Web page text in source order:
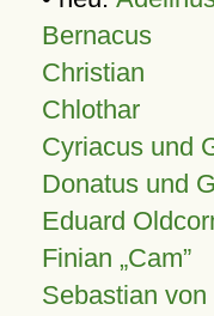
Bernacus
Christian
Chlothar
Cyriacus und
Donatus und
Eduard
Finian Cam
Sebastian